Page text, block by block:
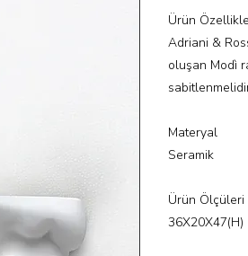
Ürün
Adriani &
oluşan Modì
Materyal
Seramik
Ürün Ölçüleri
36X20X47(H)